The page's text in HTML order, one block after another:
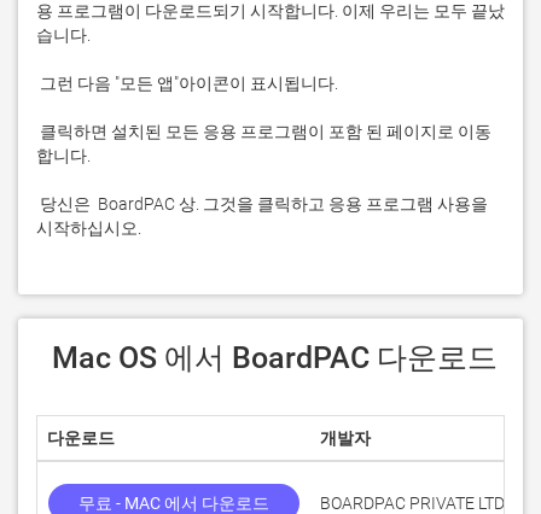
용 프로그램이 다운로드되기 시작합니다. 이제 우리는 모두 끝났
시작하십시오.
Mac OS 에서 BoardPAC 다운로드
다운로드 개발자
무료 - MAC 에서 다운로드 BOARDPAC PRIVATE LTD